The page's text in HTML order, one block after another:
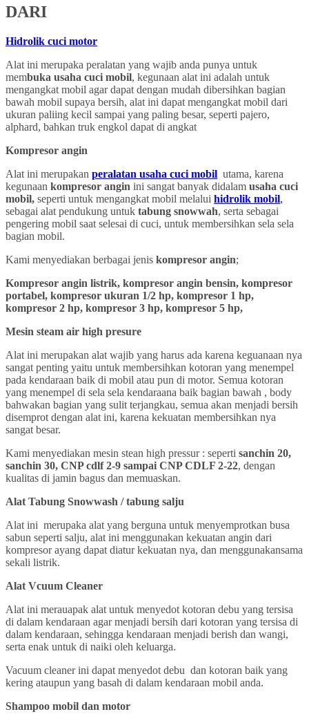
DARI
Hidrolik cuci motor
Alat ini merupaka peralatan yang wajib anda punya untuk
membuka usaha cuci mobil, kegunaan alat ini adalah untuk
mengangkat mobil agar dapat dengan mudah dibersihkan bagian
bawah mobil supaya bersih, alat ini dapat mengangkat mobil dari
ukuran paliing kecil sampai yang paling besar, seperti pajero,
alphard, bahkan truk engkol dapat di angkat
Kompresor angin
Alat ini merupakan peralatan usaha cuci mobil utama, karena
kegunaan kompresor angin ini sangat banyak didalam usaha cuci
mobil, seperti untuk mengangkat mobil melalui hidrolik mobil,
sebagai alat pendukung untuk tabung snowwah, serta sebagai
pengering mobil saat selesai di cuci, untuk membersihkan sela sela
bagian mobil.
Kami menyediakan berbagai jenis kompresor angin;
Kompresor angin listrik, kompresor angin bensin, kompresor
portabel, kompresor ukuran 1/2 hp, kompresor 1 hp,
kompresor 2 hp, kompresor 3 hp, kompresor 5 hp,
Mesin steam air high presure
Alat ini merupakan alat wajib yang harus ada karena keguanaan nya
sangat penting yaitu untuk membersihkan kotoran yang menempel
pada kendaraan baik di mobil atau pun di motor. Semua kotoran
yang menempel di sela sela kendaraana baik bagian bawah , body
bahwakan bagian yang sulit terjangkau, semua akan menjadi bersih
disemprot dengan alat ini, karena kekuatan membersihkan nya
sangat besar.
Kami menyediakan mesin stean high pressur : seperti sanchin 20,
sanchin 30, CNP cdlf 2-9 sampai CNP CDLF 2-22, dengan
kualitas di jamin bagus dan memuaskan.
Alat Tabung Snowwash / tabung salju
Alat ini merupaka alat yang berguna untuk menyemprotkan busa
sabun seperti salju, alat ini menggunakan kekuatan angin dari
kompresor ayang dapat diatur kekuatan nya, dan menggunakansama
sekali listrik.
Alat Vcuum Cleaner
Alat ini merauapak alat untuk menyedot kotoran debu yang tersisa
di dalam kendaraan agar menjadi bersih dari kotoran yang tersisa di
dalam kendaraan, sehingga kendaraan menjadi berish dan wangi,
serta enak untuk di naiki oleh keluarga.
Vacuum cleaner ini dapat menyedot debu dan kotoran baik yang
kering ataupun yang basah di dalam kendaraan mobil anda.
Shampoo mobil dan motor